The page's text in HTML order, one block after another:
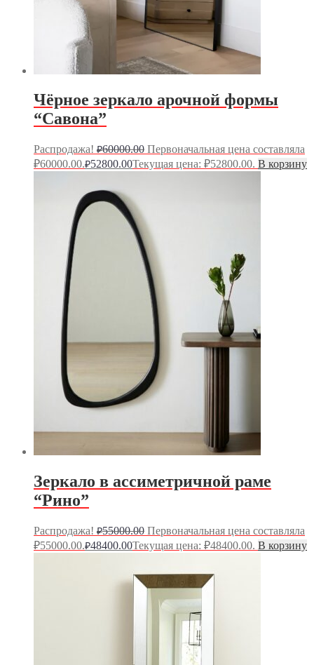
Чёрное зеркало арочной формы
“Савона”
Распродажа! ₽60000.00 Первоначальная цена составляла
₽60000.00.₽52800.00Текущая цена: ₽52800.00. В корзину
Зеркало в ассиметричной раме
“Рино”
Распродажа! ₽55000.00 Первоначальная цена составляла
₽55000.00.₽48400.00Текущая цена: ₽48400.00. В корзину